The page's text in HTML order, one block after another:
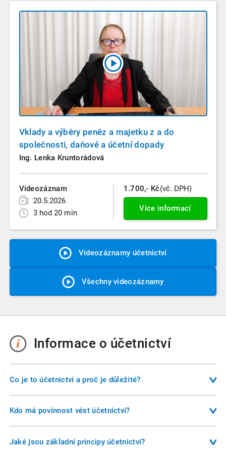
Vklady a výběry peněz a majetku z a do
společnosti, daňové a účetní dopady
Ing. Lenka Kruntorádová
Videozáznam
20.5.2026
3 hod 20 min
1.700,- Kč(vč. DPH)
Více informací
Videozáznamy účetnictví
Všechny videozáznamy
Informace o účetnictví
Co je to účetnictví a proč je důležité?
Účetnictví je systém evidence hospodářských operací, který
slouží nejen podnikateli, ale i státu, investorům a dalším
základem pro rozhodování o budoucnosti podniku.
Kdo má povinnost vést účetnictví?
Účetnictví musí vést všechny účetní jednotky, které stanoví
zákon o účetnictví. Většina podnikatelů vede účetnictví v
Jaké jsou základní principy účetnictví?